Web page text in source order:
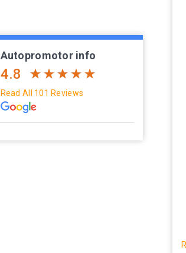
Autopromotor info
4.8
Read All 101 Reviews